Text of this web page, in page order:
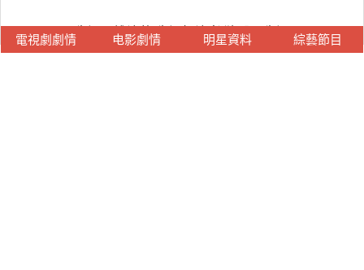
電視劇劇情 电影劇情 明星資料 綜藝節目
朱溫是誰演的,朱溫扮演者,狼殿下朱溫